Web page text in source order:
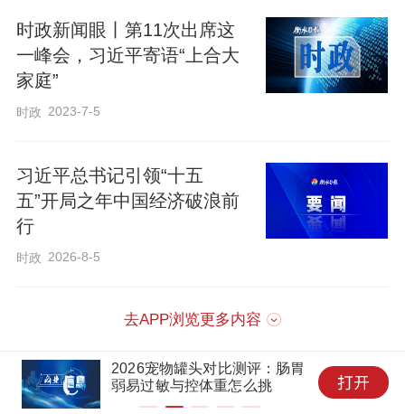
对于基础研究，总书记思虑已久：“我国面
临的很多‘卡脖子’技术问题，根子是基础理
清楚。”
党的十八大以来，党中央高度重视基础研
究，通过优化科研布局、加大投入保障、
党的二十大确立了到2035年实现高水平科
时政新闻眼丨第11次出席这
一峰会，习近平寄语“上合大
家庭”
时政 2023-7-5
习近平总书记引领“十五
五”开局之年中国经济破浪前
行
时政 2026-8-5
去APP浏览更多内容
2026宠物罐头对比测评：肠胃
弱易过敏与控体重怎么挑